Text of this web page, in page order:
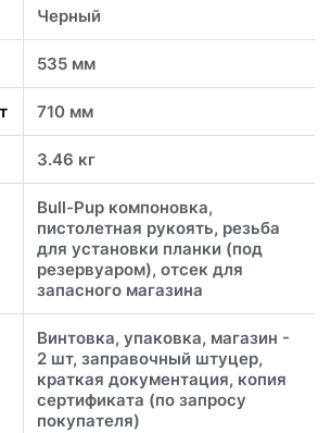
Черный
535 мм
710 мм
3.46 кг
Bull-Pup компоновка,
пистолетная рукоять, резьба
для установки планки (под
резервуаром), отсек для
запасного магазина
Винтовка, упаковка, магазин -
2 шт, заправочный штуцер,
краткая документация, копия
сертификата (по запросу
покупателя)